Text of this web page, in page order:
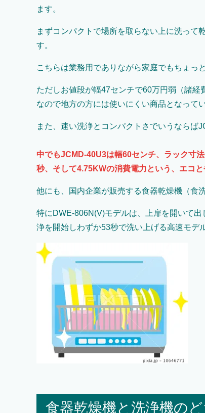
ます。
まずコンパクトで場所を取らない上に洗って
す。
こちらは業務用でありながら家庭でもちょっ
ただしお値段が幅47センチで60万円弱（諸
なので地方の方には使いにくい商品となってい
また、速い洗浄とコンパクトさでいうならば
中でもJCMD-40U3は幅60センチ、ラック寸
秒、そして4.75KWの消費電力という、エコ
他にも、国内企業が販売する食器乾燥機（食
特にDWE-806N(V)モデルは、上扉を開いて
浄を開始しわずか53秒で洗い上げる高速モデ
食器乾燥機と洗浄機の